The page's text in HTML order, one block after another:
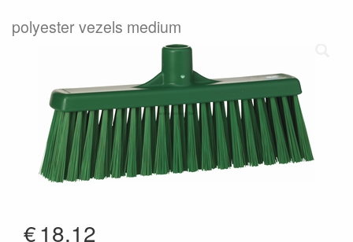
polyester vezels medium
€18.12